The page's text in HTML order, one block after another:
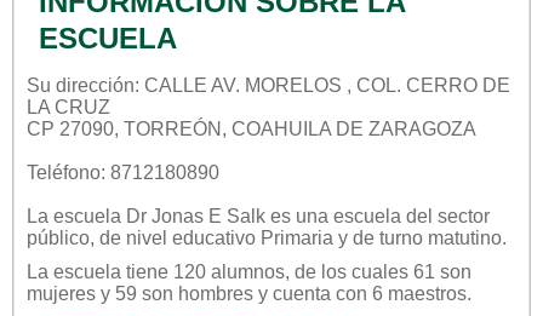
ESCUELA
Su dirección: CALLE AV. MORELOS , COL. CERRO DE
LA CRUZ
CP 27090, TORREÓN, COAHUILA DE ZARAGOZA
Teléfono: 8712180890
La escuela Dr Jonas E Salk es una escuela del sector
público, de nivel educativo Primaria y de turno matutino.
La escuela tiene 120 alumnos, de los cuales 61 son
mujeres y 59 son hombres y cuenta con 6 maestros.